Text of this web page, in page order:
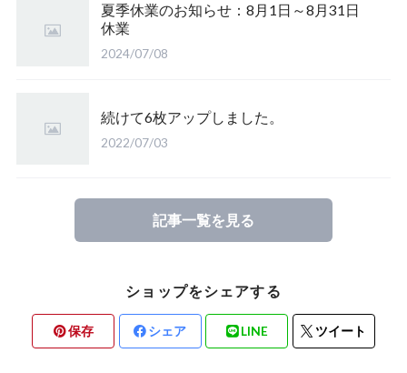
夏季休業のお知らせ：8月1日～8月31日
休業
2024/07/08
続けて6枚アップしました。
2022/07/03
記事一覧を見る
ショップをシェアする
保存 シェア LINE ツイート